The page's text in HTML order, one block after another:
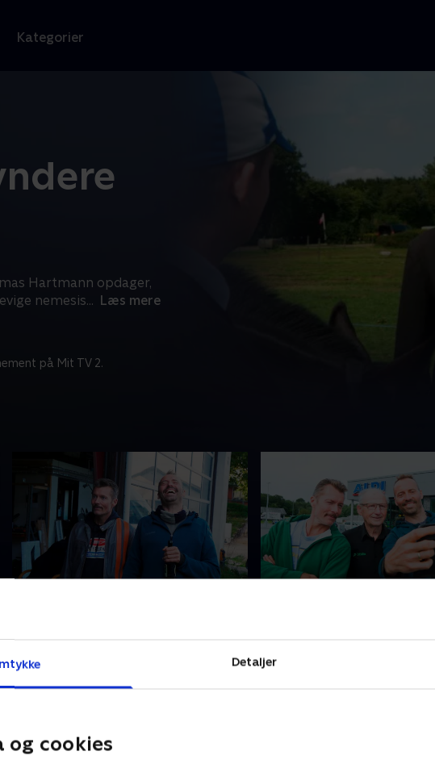
Detaljer
og cookies
Kategorier
Hartmann opdager,
nemesis... Læs mere
på Mit TV 2.
som barn igen, når han møder en
vaskeægte jysk knallertklub og
inviteres inden for i det allerhelligste -
værkstedet.
til Jylland, og hvad gør man